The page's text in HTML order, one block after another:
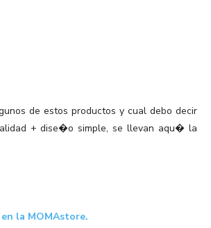
de estos productos y cual debo decir
+ dise�o simple, se llevan aqu� la
la MOMAstore.